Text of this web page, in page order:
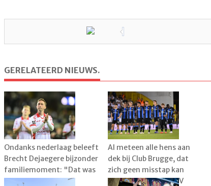
GERELATEERD NIEUWS.
Ondanks nederlaag beleeft
Brecht Dejaegere bijzonder
familiemoment: "Dat was
heel leuk"
Al meteen alle hens aan
dek bij Club Brugge, dat
zich geen misstap kan
veroorloven tegen KV